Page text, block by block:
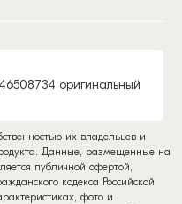
оригинальный
их владельцев и
Данные, размещенные на
публичной офертой,
кодекса Российской
фото и